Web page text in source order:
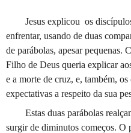
Jesus explicou os
enfrentar, usando de duas
de parábolas, apesar pequenas.
Filho de Deus queria explicar
e a morte de cruz, e, também,
expectativas a respeito da sua
Estas duas parábolas
surgir de diminutos começos. O